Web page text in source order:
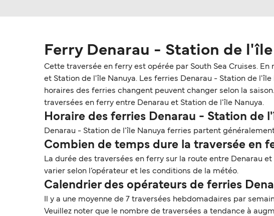
Ferry Denarau - Station de
Cette traversée en ferry est opérée par South Sea Cruises.
et Station de l'île Nanuya. Les ferries Denarau - Station de
horaires des ferries changent peuvent changer selon la
traversées en ferry entre Denarau et Station de l'île Nanuya.
Horaire des ferries Denarau - Station de
Denarau - Station de l'île Nanuya ferries partent
Combien de temps dure la traversée en
La durée des traversées en ferry sur la route entre Denarau
varier selon l’opérateur et les conditions de la météo.
Calendrier des opérateurs de ferries
Il y a une moyenne de 7 traversées hebdomadaires par
Veuillez noter que le nombre de traversées a tendance à